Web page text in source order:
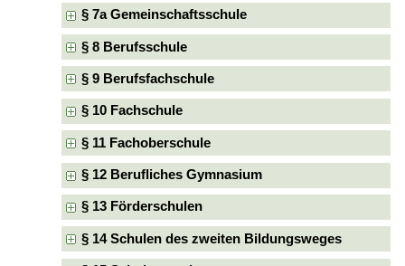
§ 7a Gemeinschaftsschule
§ 8 Berufsschule
§ 9 Berufsfachschule
§ 10 Fachschule
§ 11 Fachoberschule
§ 12 Berufliches Gymnasium
§ 13 Förderschulen
§ 14 Schulen des zweiten Bildungsweges